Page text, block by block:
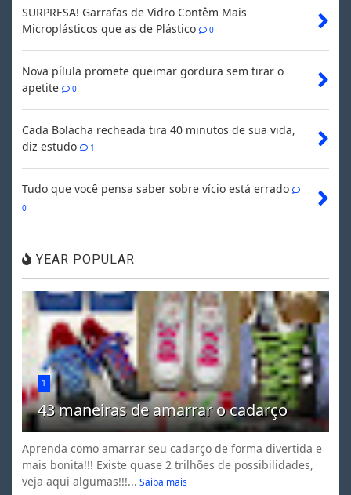
SURPRESA! Garrafas de Vidro Contêm Mais
Microplásticos que as de Plástico
0
Nova pílula promete queimar gordura sem tirar o
apetite
0
Cada Bolacha recheada tira 40 minutos de sua vida,
diz estudo
1
Tudo que você pensa saber sobre vício está errado
0
YEAR POPULAR
1
43 maneiras de amarrar o cadarço
Aprenda como amarrar seu cadarço de forma divertida e
mais bonita!!! Existe quase 2 trilhões de possibilidades,
veja aqui algumas!!!... Saiba mais